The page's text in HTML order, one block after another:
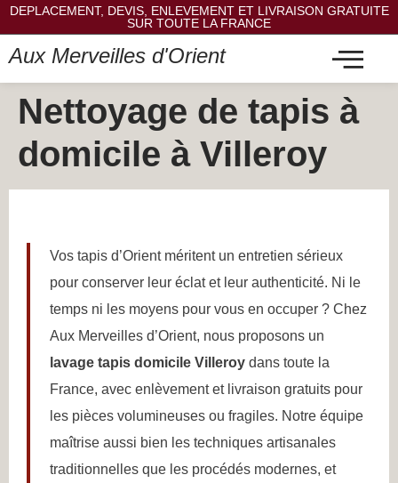
DEPLACEMENT, DEVIS, ENLEVEMENT ET LIVRAISON GRATUITE
SUR TOUTE LA FRANCE
Aux Merveilles d'Orient
Nettoyage de tapis à
domicile à Villeroy
Vos tapis d’Orient méritent un entretien sérieux
pour conserver leur éclat et leur authenticité. Ni le
temps ni les moyens pour vous en occuper ? Chez
Aux Merveilles d’Orient, nous proposons un
lavage tapis domicile Villeroy dans toute la
France, avec enlèvement et livraison gratuits pour
les pièces volumineuses ou fragiles. Notre équipe
maîtrise aussi bien les techniques artisanales
traditionnelles que les procédés modernes, et